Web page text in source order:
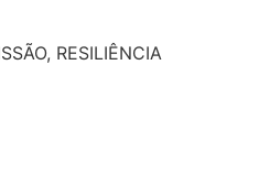
RESILIÊNCIA